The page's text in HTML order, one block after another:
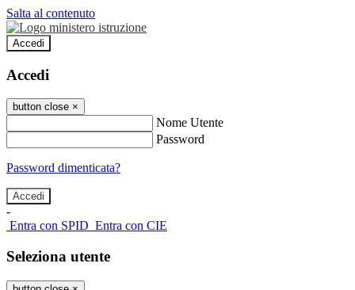
Salta al contenuto
Accedi
Accedi
button close ×
Nome Utente
Password
Password dimenticata?
-
Entra con SPID Entra con CIE
Seleziona utente